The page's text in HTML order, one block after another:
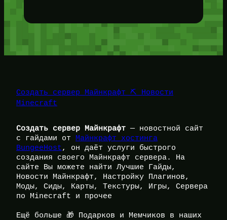
Создать сервер Майнкрафт ⛏️ Новости
Minecraft
Создать сервер Майнкрафт — новостной сайт
с гайдами от Майнкрафт хостинга
BungeeHost, он даёт услуги быстрого
создания своего Майнкрафт сервера. На
сайте Вы можете найти Лучшие Гайды,
Новости Майнкрафт, Настройку Плагинов,
Моды, Сиды, Карты, Текстуры, Игры, Сервера
по Minecraft и прочее
Ещё больше 🎁 Подарков и Мемчиков в наших